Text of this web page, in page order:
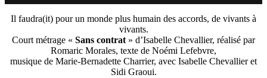
Il faudra(it) pour un monde plus humain des accords, de vivants à
vivants.
Court métrage « Sans contrat » d’Isabelle Chevallier, réalisé par
Romaric Morales, texte de Noémi Lefebvre,
musique de Marie-Bernadette Charrier, avec Isabelle Chevallier et
Sidi Graoui.